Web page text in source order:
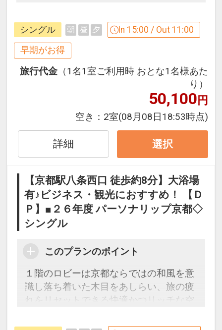
完備。
３０日前までのご予約でお得に宿泊！
【早３０割】
早期予約限定！３０日前までのご予約が
※本プランは３０日前までの受付限定で
２９日前以降の宿泊条件の変更（部屋、
人数、おとな・こどもの内訳、食事条
件・内容 等）はできません。
「食事なしプラン」と「朝食付プラン」
をご用意しています。
●「食事なしプラン」と「朝食付プラ
ン」を掲載しています。
めのうえ、ご予約にお進みください。
設定期間：2026年4月1日～2027年3月
31日
シングル 朝 昼 夕 In 15:00 / Out 11:00
早期がお得
旅行代金 （1名1室ご利用時 おとな1名様あた
り）
50,100円
空き： 2室(08月08日18:53時点)
詳細 選択
【京都駅八条西口 徒歩約8分】大浴場
有♪ビジネス・観光におすすめ！ 【Ｄ
Ｐ】■２６年度 パーソナリップ京都◇
シングル
このプランのポイント
１階のロビーは京都ならではの和風を意
識し落ち着いた木目をあしらい、旅の疲
れをリセットできる快適かつリッチな空
完備。